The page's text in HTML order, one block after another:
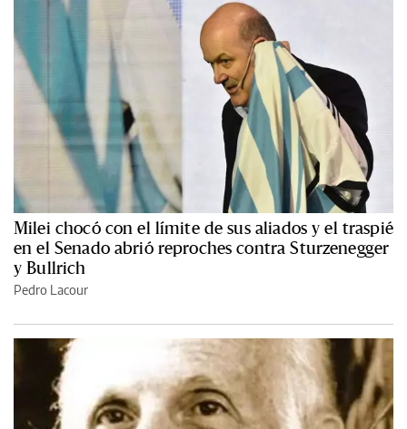
Milei chocó con el límite de sus aliados y el traspié
en el Senado abrió reproches contra Sturzenegger
y Bullrich
Pedro Lacour